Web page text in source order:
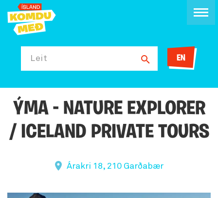
Leit EN
ÝMA - NATURE EXPLORER
/ ICELAND PRIVATE TOURS
Árakri 18, 210 Garðabær